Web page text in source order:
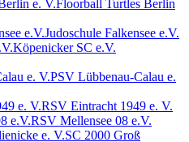
Floorball Turtles Berlin
Judoschule Falkensee e.V.
Köpenicker SC e.V.
PSV Lübbenau-Calau e.
RSV Eintracht 1949 e. V.
RSV Mellensee 08 e.V.
SC 2000 Groß